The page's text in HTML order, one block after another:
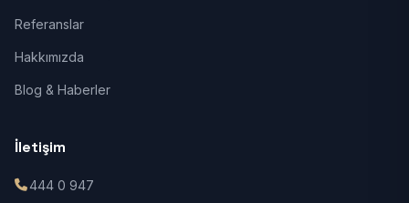
Referanslar
Hakkımızda
Blog & Haberler
İletişim
444 0 947